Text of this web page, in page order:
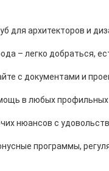
архитекторов и
добраться,
и
в любых профильных
с
программы,